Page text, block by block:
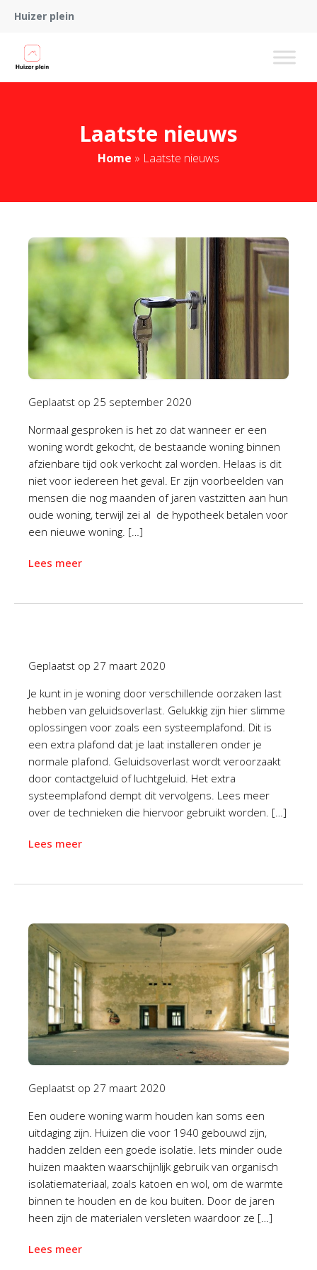
Huizer plein
Laatste nieuws
Home » Laatste nieuws
Geplaatst op 25 september 2020
Normaal gesproken is het zo dat wanneer er een
woning wordt gekocht, de bestaande woning binnen
afzienbare tijd ook verkocht zal worden. Helaas is dit
niet voor iedereen het geval. Er zijn voorbeelden van
mensen die nog maanden of jaren vastzitten aan hun
oude woning, terwijl zei al de hypotheek betalen voor
een nieuwe woning. […]
Lees meer
Geplaatst op 27 maart 2020
Je kunt in je woning door verschillende oorzaken last
hebben van geluidsoverlast. Gelukkig zijn hier slimme
oplossingen voor zoals een systeemplafond. Dit is
een extra plafond dat je laat installeren onder je
normale plafond. Geluidsoverlast wordt veroorzaakt
door contactgeluid of luchtgeluid. Het extra
systeemplafond dempt dit vervolgens. Lees meer
over de technieken die hiervoor gebruikt worden. […]
Lees meer
Geplaatst op 27 maart 2020
Een oudere woning warm houden kan soms een
uitdaging zijn. Huizen die voor 1940 gebouwd zijn,
hadden zelden een goede isolatie. Iets minder oude
huizen maakten waarschijnlijk gebruik van organisch
isolatiemateriaal, zoals katoen en wol, om de warmte
binnen te houden en de kou buiten. Door de jaren
heen zijn de materialen versleten waardoor ze […]
Lees meer